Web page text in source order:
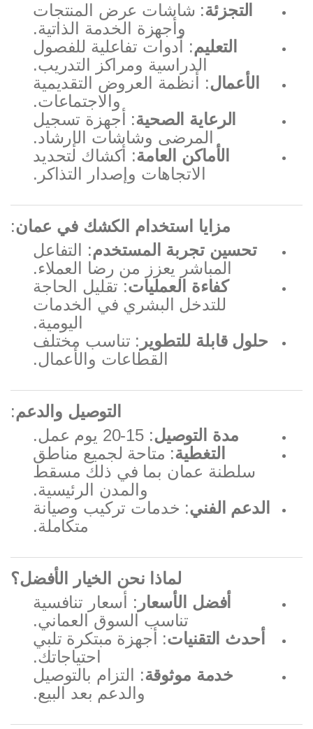
التجزئة: شاشات عرض المنتجات
وأجهزة الخدمة الذاتية.
التعليم: أدوات تفاعلية للفصول
الدراسية ومراكز التدريب.
الأعمال: أنظمة العروض التقديمية
والاجتماعات.
الرعاية الصحية: أجهزة تسجيل
المرضى وشاشات الإرشاد.
الأماكن العامة: أكشاك لتحديد
الاتجاهات وإصدار التذاكر.
مزايا استخدام الكشك في عمان:
تحسين تجربة المستخدم: التفاعل
المباشر يعزز من رضا العملاء.
كفاءة العمليات: تقليل الحاجة
للتدخل البشري في الخدمات
اليومية.
حلول قابلة للتطوير : تناسب مختلف
القطاعات والأعمال.
التوصيل والدعم:
مدة التوصيل: 15-20 يوم عمل.
التغطية: متاحة لجميع مناطق
سلطنة عمان بما في ذلك مسقط
والمدن الرئيسية.
الدعم الفني: خدمات تركيب وصيانة
متكاملة.
لماذا نحن الخيار الأفضل؟
أفضل الأسعار : أسعار تنافسية
تناسب السوق العماني.
أحدث التقنيات: أجهزة مبتكرة تلبي
احتياجاتك.
خدمة موثوقة: التزام بالتوصيل
والدعم بعد البيع.